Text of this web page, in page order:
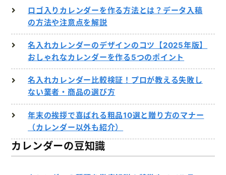
ロゴ入りカレンダーを作る方法とは？データ入稿
の方法や注意点を解説
名入れカレンダーのデザインのコツ【2025年版】
おしゃれなカレンダーを作る5つのポイント
名入れカレンダー比較検証！プロが教える失敗し
ない業者・商品の選び方
年末の挨拶で喜ばれる粗品10選と贈り方のマナー
（カレンダー以外も紹介）
カレンダーの豆知識